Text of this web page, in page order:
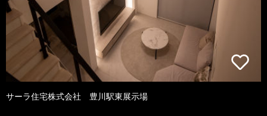
サーラ住宅株式会社 豊川駅東展示場